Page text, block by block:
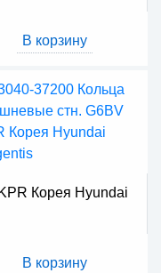
В корзину
Корея Hyundai
В корзину